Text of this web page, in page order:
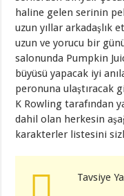
haline gelen serinin
uzun yıllar arkadaşlık
uzun ve yorucu bir
salonunda Pumpkin
büyüsü yapacak iyi
peronuna ulaştıracak
K Rowling tarafından
dahil olan herkesin
karakterler listesini
Tavsiye